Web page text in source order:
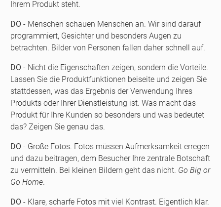
Ihrem Produkt steht.
DO - Menschen schauen Menschen an. Wir sind darauf
programmiert, Gesichter und besonders Augen zu
betrachten. Bilder von Personen fallen daher schnell auf.
DO - Nicht die Eigenschaften zeigen, sondern die Vorteile.
Lassen Sie die Produktfunktionen beiseite und zeigen Sie
stattdessen, was das Ergebnis der Verwendung Ihres
Produkts oder Ihrer Dienstleistung ist. Was macht das
Produkt für Ihre Kunden so besonders und was bedeutet
das? Zeigen Sie genau das.
DO - Große Fotos. Fotos müssen Aufmerksamkeit erregen
und dazu beitragen, dem Besucher Ihre zentrale Botschaft
zu vermitteln. Bei kleinen Bildern geht das nicht. Go Big or
Go Home.
DO - Klare, scharfe Fotos mit viel Kontrast. Eigentlich klar.